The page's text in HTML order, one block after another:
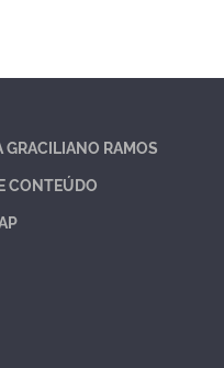
GRACILIANO RAMOS
CONTEÚDO